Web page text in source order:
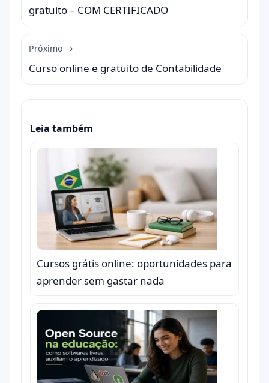
gratuito – COM CERTIFICADO
Próximo →
Curso online e gratuito de Contabilidade
Leia também
Cursos grátis online: oportunidades para
aprender sem gastar nada